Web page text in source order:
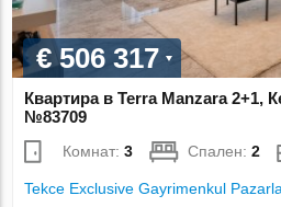
€ 506 317
Квартира в Terra Manzara 2+1,
№83709
Комнат:3 Спален:2
Tekce Exclusive Gayrimenkul